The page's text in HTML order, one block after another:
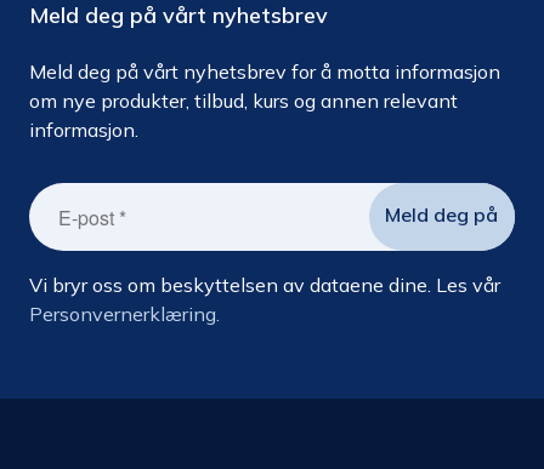
Meld deg på vårt nyhetsbrev
Meld deg på vårt nyhetsbrev for å motta informasjon
om nye produkter, tilbud, kurs og annen relevant
informasjon.
Vi bryr oss om beskyttelsen av dataene dine. Les vår
Personvernerklæring.